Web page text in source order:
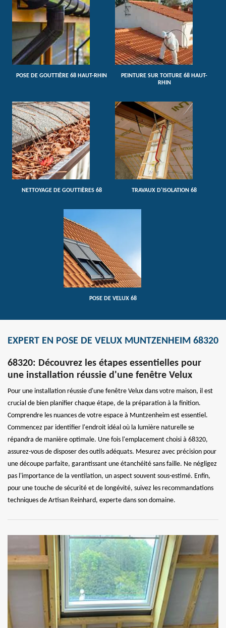
POSE DE GOUTTIÈRE 68 HAUT-RHIN
PEINTURE SUR TOITURE 68 HAUT-
RHIN
NETTOYAGE DE GOUTTIÈRES 68 TRAVAUX D'ISOLATION 68
POSE DE VELUX 68
EXPERT EN POSE DE VELUX MUNTZENHEIM 68320
68320: Découvrez les étapes essentielles pour
une installation réussie d'une fenêtre Velux
Pour une installation réussie d'une fenêtre Velux dans votre maison, il est
crucial de bien planifier chaque étape, de la préparation à la finition.
Comprendre les nuances de votre espace à Muntzenheim est essentiel.
Commencez par identifier l'endroit idéal où la lumière naturelle se
répandra de manière optimale. Une fois l'emplacement choisi à 68320,
assurez-vous de disposer des outils adéquats. Mesurez avec précision pour
une découpe parfaite, garantissant une étanchéité sans faille. Ne négligez
pas l'importance de la ventilation, un aspect souvent sous-estimé. Enfin,
pour une touche de sécurité et de longévité, suivez les recommandations
techniques de Artisan Reinhard, experte dans son domaine.